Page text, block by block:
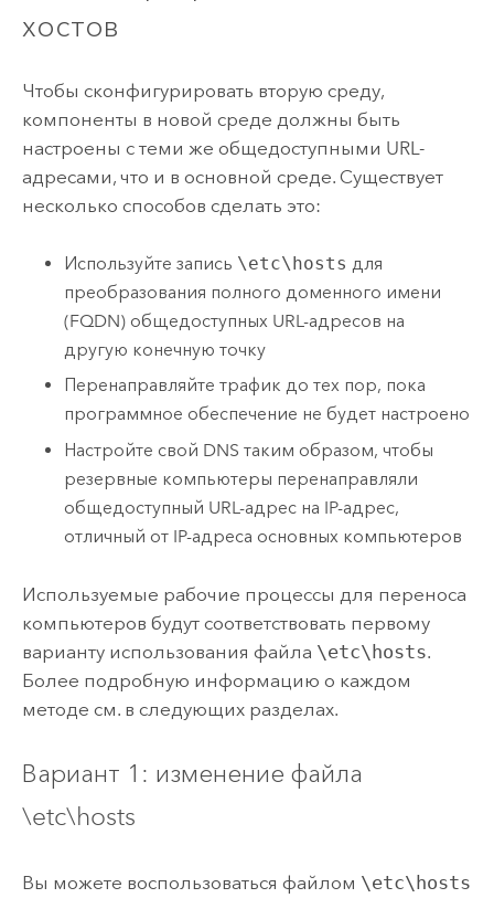
хостов
Чтобы сконфигурировать вторую среду,
компоненты в новой среде должны быть
настроены с теми же общедоступными URL-
адресами, что и в основной среде. Существует
несколько способов сделать это:
Используйте запись \etc\hosts для
преобразования полного доменного имени
(FQDN) общедоступных URL-адресов на
другую конечную точку
Перенаправляйте трафик до тех пор, пока
программное обеспечение не будет настроено
Настройте свой DNS таким образом, чтобы
резервные компьютеры перенаправляли
общедоступный URL-адрес на IP-адрес,
отличный от IP-адреса основных компьютеров
Используемые рабочие процессы для переноса
компьютеров будут соответствовать первому
варианту использования файла \etc\hosts.
Более подробную информацию о каждом
методе см. в следующих разделах.
Вариант 1: изменение файла
\etc\hosts
Вы можете воспользоваться файлом \etc\hosts